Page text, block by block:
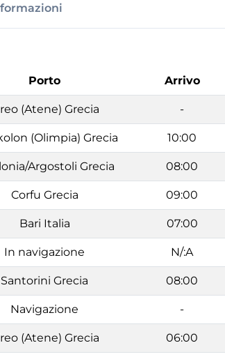
Porto Arrivo
(Atene) Grecia -
(Olimpia) Grecia 10:00
Argostoli Grecia 08:00
Corfu Grecia 09:00
Bari Italia 07:00
In navigazione N/:A
Santorini Grecia 08:00
Navigazione -
(Atene) Grecia 06:00